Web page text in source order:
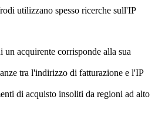
utilizzano spesso ricerche sull'IP
un acquirente corrisponde alla sua
tra l'indirizzo di fatturazione e l'IP
di acquisto insoliti da regioni ad alto